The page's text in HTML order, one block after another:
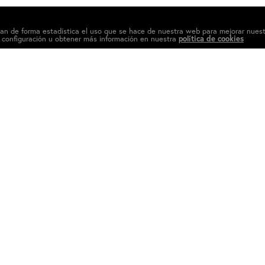
de forma estadística el uso que se hace de nuestra web para mejorar
u obtener más información en nuestra política de cookies